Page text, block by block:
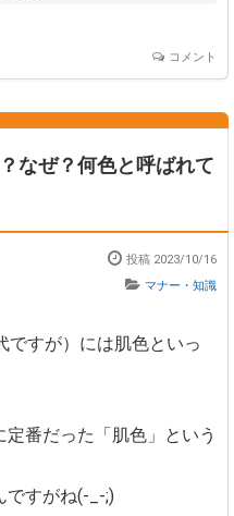
コメント
なぜ？何色と呼ばれて
投稿 2023/10/16
マナー・知識
ですが）には肌色といっ
番だった「肌色」という
ですがね(-_-;)